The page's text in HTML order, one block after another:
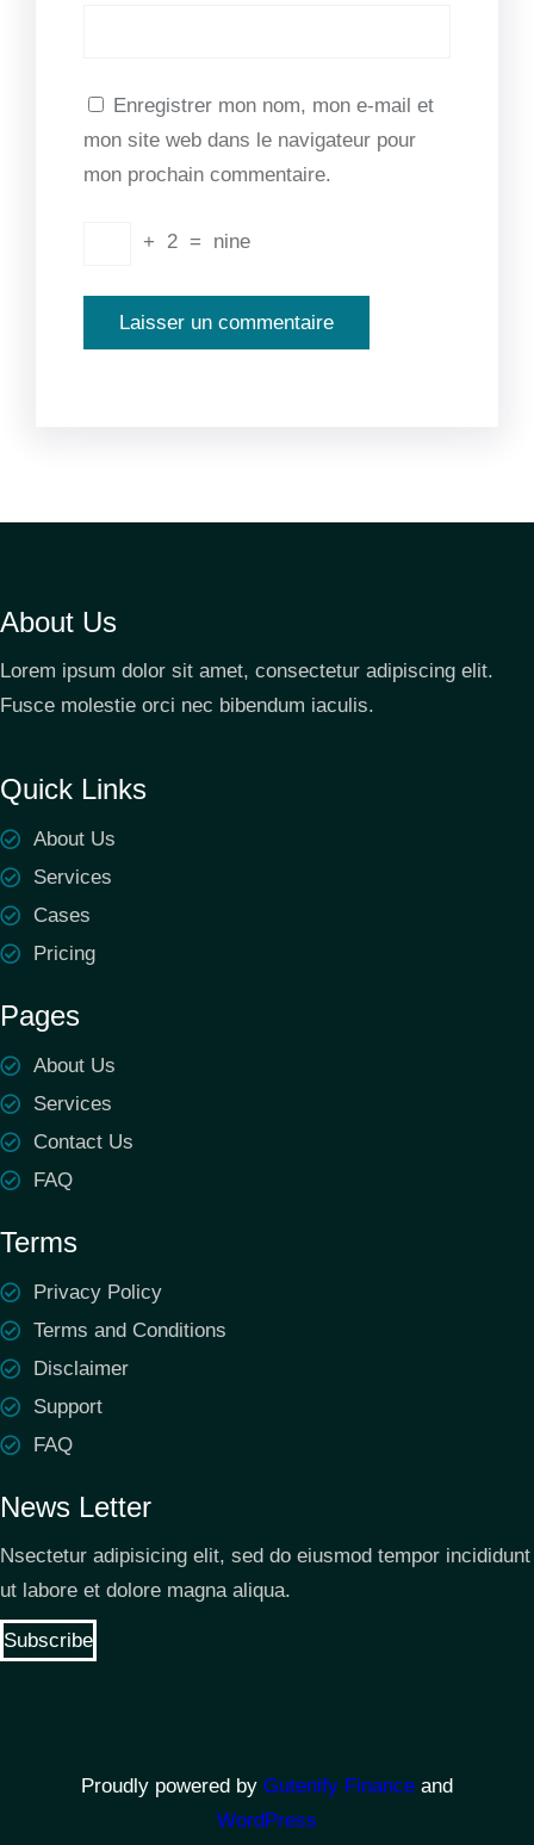
Enregistrer mon nom, mon e-mail et
mon site web dans le navigateur pour
mon prochain commentaire.
+ 2 = nine
About Us
Lorem ipsum dolor sit amet, consectetur adipiscing elit.
Fusce molestie orci nec bibendum iaculis.
Quick Links
About Us
Services
Cases
Pricing
Pages
About Us
Services
Contact Us
FAQ
Terms
Privacy Policy
Terms and Conditions
Disclaimer
Support
FAQ
News Letter
Nsectetur adipisicing elit, sed do eiusmod tempor incididunt
ut labore et dolore magna aliqua.
Subscribe
Proudly powered by Gutenify Finance and
WordPress